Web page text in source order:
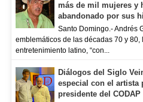
más de mil mujeres y
abandonado por sus
Santo Domingo.- Andrés
emblemáticos de las décadas 70 y 80,
entretenimiento latino, “con...
Diálogos del Siglo
especial con el
presidente del